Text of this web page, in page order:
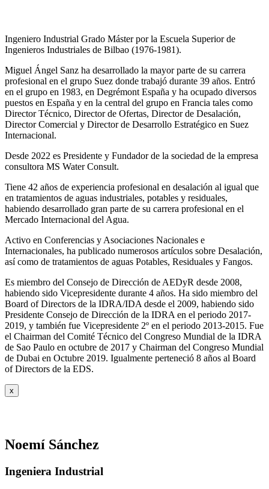
Ingeniero Industrial Grado Máster por la Escuela Superior de
Ingenieros Industriales de Bilbao (1976-1981).
Miguel Ángel Sanz ha desarrollado la mayor parte de su carrera
profesional en el grupo Suez donde trabajó durante 39 años. Entró
en el grupo en 1983, en Degrémont España y ha ocupado diversos
puestos en España y en la central del grupo en Francia tales como
Director Técnico, Director de Ofertas, Director de Desalación,
Director Comercial y Director de Desarrollo Estratégico en Suez
Internacional.
Desde 2022 es Presidente y Fundador de la sociedad de la empresa
consultora MS Water Consult.
Tiene 42 años de experiencia profesional en desalación al igual que
en tratamientos de aguas industriales, potables y residuales,
habiendo desarrollado gran parte de su carrera profesional en el
Mercado Internacional del Agua.
Activo en Conferencias y Asociaciones Nacionales e
Internacionales, ha publicado numerosos artículos sobre Desalación,
así como de tratamientos de aguas Potables, Residuales y Fangos.
Es miembro del Consejo de Dirección de AEDyR desde 2008,
habiendo sido Vicepresidente durante 4 años. Ha sido miembro del
Board of Directors de la IDRA/IDA desde el 2009, habiendo sido
Presidente Consejo de Dirección de la IDRA en el periodo 2017-
2019, y también fue Vicepresidente 2º en el periodo 2013-2015. Fue
el Chairman del Comité Técnico del Congreso Mundial de la IDRA
de Sao Paulo en octubre de 2017 y Chairman del Congreso Mundial
de Dubai en Octubre 2019. Igualmente perteneció 8 años al Board
of Directors de la EDS.
x
Noemí Sánchez
Ingeniera Industrial